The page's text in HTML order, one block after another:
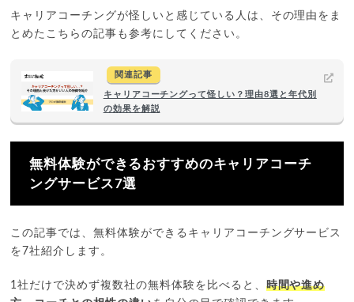
キャリアコーチングが怪しいと感じている人は、その理由をま
とめたこちらの記事も参考にしてください。
関連記事
キャリアコーチングって怪しい？理由8選と年代別
の効果を解説
無料体験ができるおすすめのキャリアコーチ
ングサービス7選
この記事では、無料体験ができるキャリアコーチングサービス
を7社紹介します。
1社だけで決めず複数社の無料体験を比べると、 時間や進め